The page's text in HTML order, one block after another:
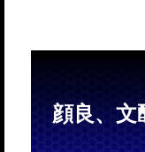
顔良、文